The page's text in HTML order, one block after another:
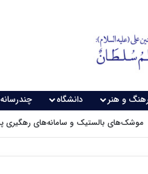
و هنر دانشگاه
موشک‌های بالستیک و سامانه‌های رهگیری